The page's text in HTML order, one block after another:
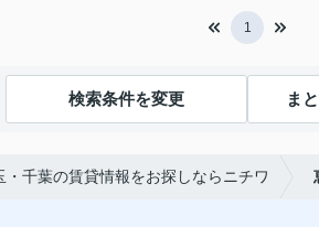
1
検索条件を変更 ま
千葉の賃貸情報をお探しならニチワ